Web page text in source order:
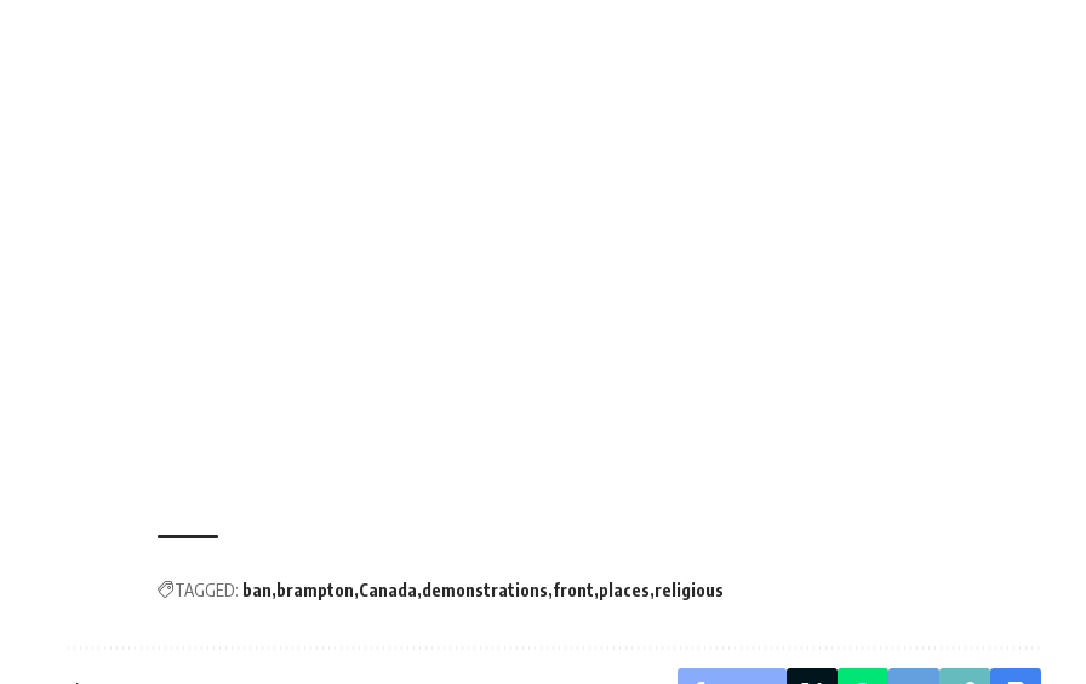
TAGGED: ban brampton Canada demonstrations front places religious